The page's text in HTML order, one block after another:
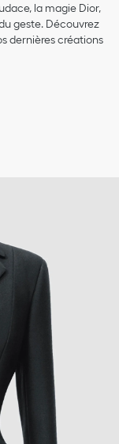
la magie Dior,
geste. Découvrez
dernières créations